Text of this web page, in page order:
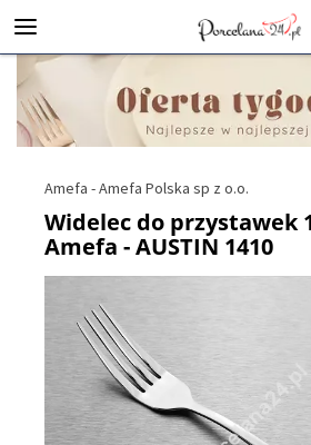
Amefa - Amefa Polska sp z o.o.
Widelec do przystawek
Amefa - AUSTIN 1410